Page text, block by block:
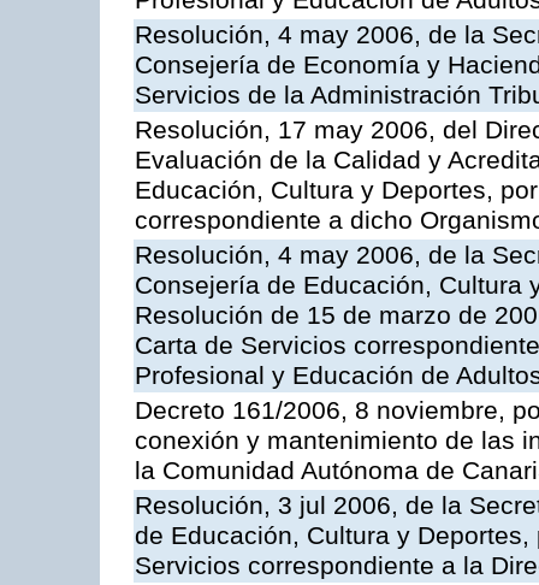
Resolución, 4 may 2006, de la
Consejería de Economía y
Servicios de la Administración
Resolución, 17 may 2006, del
Evaluación de la Calidad y
Educación, Cultura y Deportes,
correspondiente a dicho
Resolución, 4 may 2006, de la
Consejería de Educación, Cultura
Resolución de 15 de marzo de
Carta de Servicios
Profesional y Educación de
Decreto 161/2006, 8 noviembre,
conexión y mantenimiento de las
la Comunidad Autónoma de
Resolución, 3 jul 2006, de la
de Educación, Cultura y
Servicios correspondiente a la